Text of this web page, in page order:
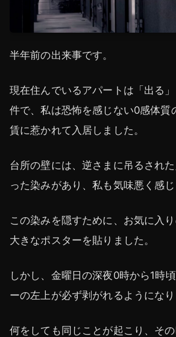
半年前の出来事です。
現在住んでいるアパートは「出る
件で、私は恐怖を感じない0感体質
賃に惹かれて入居しました。
台所の壁には、逆さまに吊るされ
った染みがあり、私も気味悪く感じ
この染みを隠すために、お気に入
大きなポスターを貼りました。
しかし、金曜日の深夜0時から1時
ーの左上が必ず剥がれるようになり
何をしても同じことが起こり、そ